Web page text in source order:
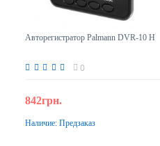
Авторегистратор Palmann DVR-10 Н
0
842грн.
Предзаказ
Наличие: Предзаказ